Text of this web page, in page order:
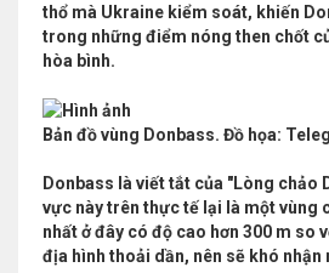
thổ mà Ukraine kiểm soát, khiến
trong những điểm nóng then chốt
hòa bình.
Bản đồ vùng Donbass. Đồ họa:
Donbass là viết tắt của "Lòng chảo
vực này trên thực tế lại là một vùng
nhất ở đây có độ cao hơn 300 m so
địa hình thoải dần, nên sẽ khó